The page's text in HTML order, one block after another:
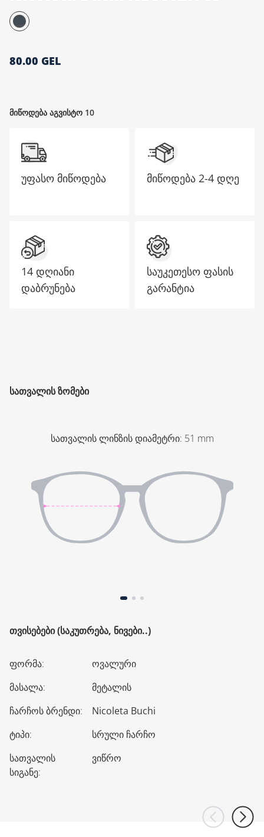
80.00 GEL
მიწოდება აგვისტო 10
უფასო მიწოდება
14 დღიანი
დაბრუნება
მიწოდება 2-4 დღე
საუკეთესო ფასის
გარანტია
ᲡᲐᲗᲕᲐᲚᲘᲡ ᲖᲝᲛᲔᲑᲘ
სათვალის ლინზის დიამეტრი: 51 mm
ᲗᲕᲘᲡᲔᲑᲔᲑᲘ (ᲡᲐᲙᲣᲗᲠᲔᲑᲐ, ᲜᲘᲕᲔᲑᲘ..)
ფორმა:
ოვალური
მასალა:
მეტალის
ჩარჩოს ბრენდი:
Nicoleta Buchi
ტიპი:
სრული ჩარჩო
სათვალის
სიგანე:
ვიწრო